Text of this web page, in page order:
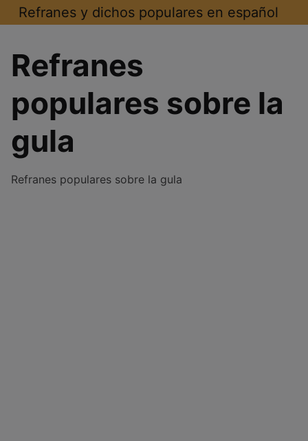
Saltar
al
Refranes y dichos populares en español
Refranes
populares sobre la
gula
Refranes populares sobre la gula